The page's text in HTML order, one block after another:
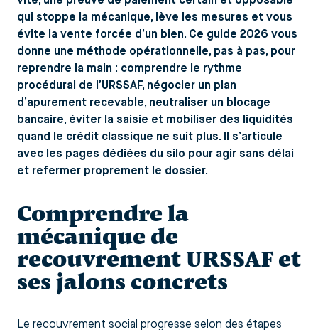
qui stoppe la mécanique, lève les mesures et vous
évite la vente forcée d’un bien. Ce guide 2026 vous
donne une méthode opérationnelle, pas à pas, pour
reprendre la main : comprendre le rythme
procédural de l’URSSAF, négocier un plan
d’apurement recevable, neutraliser un blocage
bancaire, éviter la saisie et mobiliser des liquidités
quand le crédit classique ne suit plus. Il s’articule
avec les pages dédiées du silo pour agir sans délai
et refermer proprement le dossier.
Comprendre la
mécanique de
recouvrement URSSAF et
ses jalons concrets
Le recouvrement social progresse selon des étapes